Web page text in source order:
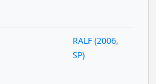
RALF (2006,
SP)